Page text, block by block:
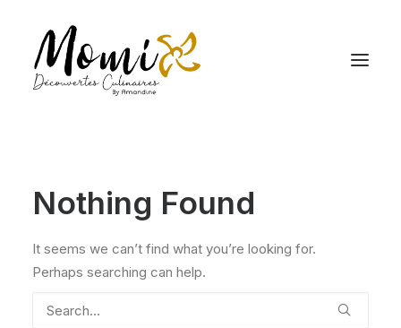
Nothing Found
It seems we can’t find what you’re looking for.
Perhaps searching can help.